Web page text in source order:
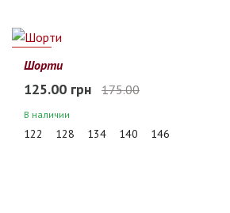
29%
Шорти
125.00 грн 175.00
В наличии
122 128 134 140 146